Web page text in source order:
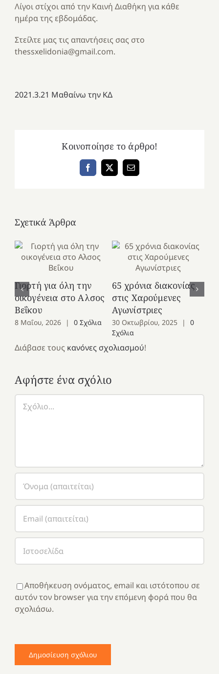
Λίγοι στίχοι από την Καινή Διαθήκη για κάθε
ημέρα της εβδομάδας.
Στείλτε μας τις απαντήσεις σας στο
thessxelidonia@gmail.com.
2021.3.21 Μαθαίνω την ΚΔ
Κοινοποίησε το άρθρο!
Facebook
X Email
Σχετικά Άρθρα
Γιορτή για όλη την
οικογένεια στο Αλσος
Βεΐκου
8 Μαΐου, 2026 | 0 Σχόλια
65 χρόνια διακονίας
στις Χαρούμενες
Αγωνίστριες
30 Οκτωβρίου, 2025 |
0
Σχόλια
Διάβασε τους κανόνες σχολιασμού!
Αφήστε ένα σχόλιο
Αποθήκευση ονόματος, email και ιστότοπου σε
αυτόν τον browser για την επόμενη φορά που θα
σχολιάσω.